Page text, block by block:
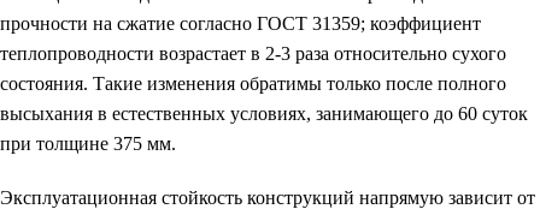
прочности на сжатие согласно ГОСТ 31359; коэффициент
теплопроводности возрастает в 2-3 раза относительно сухого
состояния. Такие изменения обратимы только после полного
высыхания в естественных условиях, занимающего до 60 суток
при толщине 375 мм.
Эксплуатационная стойкость конструкций напрямую зависит от